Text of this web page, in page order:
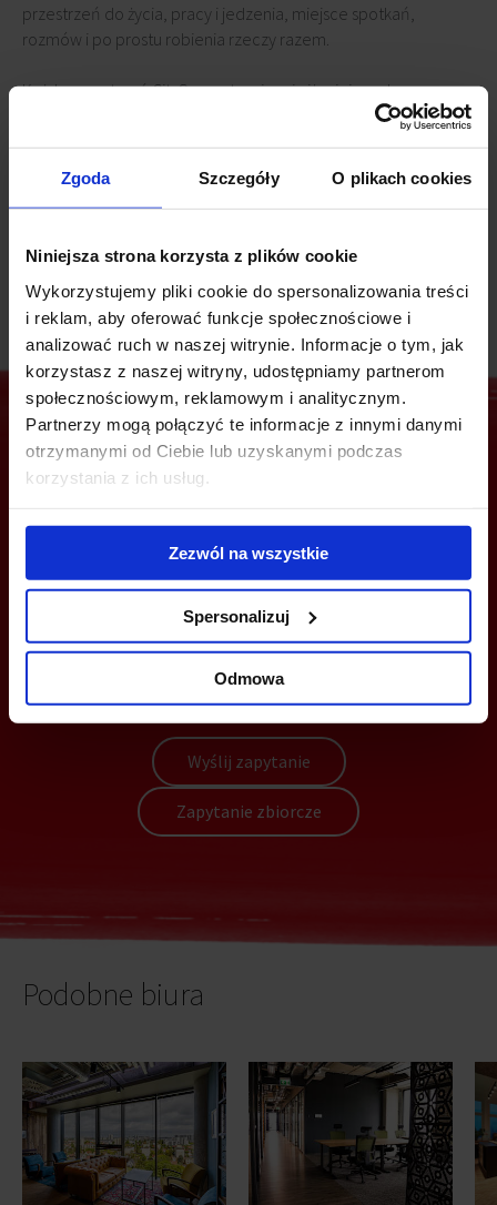
Zgoda Szczegóły O plikach cookies
Niniejsza strona korzysta z plików cookie
Wykorzystujemy pliki cookie do spersonalizowania treści
i reklam, aby oferować funkcje społecznościowe i
analizować ruch w naszej witrynie. Informacje o tym, jak
korzystasz z naszej witryny, udostępniamy partnerom
społecznościowym, reklamowym i analitycznym.
Partnerzy mogą połączyć te informacje z innymi danymi
otrzymanymi od Ciebie lub uzyskanymi podczas
korzystania z ich usług.
Zezwól na wszystkie
Spersonalizuj
Odmowa
przestrzeń do życia, pracy i jedzenia, miejsce spotkań,
rozmów i po prostu robienia rzeczy razem.
Każda przestrzeń CitySpace to więcej niż miejsce do pracy.
Tworzymy projekty all-in-one, gdzie w obrębie jednego biura
Twojej firmie działać łatwo i efektywnie. CitySpace Fuzja
zaprojektowano tak, aby jak najlepiej wykorzystać wszystkie
oraz nowoczesnych rozwiązań usprawniających pracę.
Jesteś zainteresowany tą ofertą?
ZADZWOŃ I DOWIEDZ SIĘ WIĘCEJ
+48 22 167 04 00
flexoffice@bazabiur.pl
Wyślij zapytanie
Zapytanie zbiorcze
Podobne biura